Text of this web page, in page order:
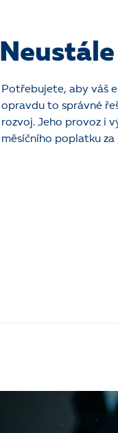
Potřebujete, aby váš
opravdu to správné
rozvoj. Jeho provoz i
měsíčního poplatku za